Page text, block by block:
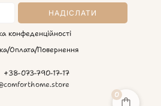
конфеденційності
Оплата/Повернення
+38-073-790-17-17
0